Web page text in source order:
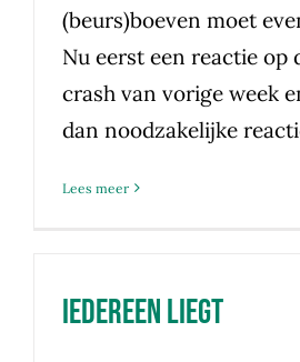
(beurs)boeven moet
Nu eerst een reactie op
crash van vorige week
dan noodzakelijke
Lees meer
Iedereen liegt